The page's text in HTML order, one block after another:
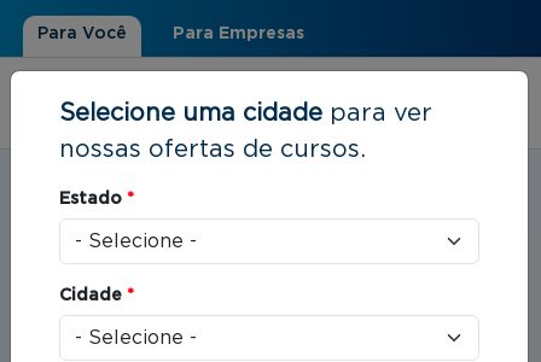
Para Você Para Empresas
Estudar em:Santos, SP
Você está aqui
Eventos
Selecione uma cidade para ver
nossas ofertas de cursos.
Estado *
Cidade *